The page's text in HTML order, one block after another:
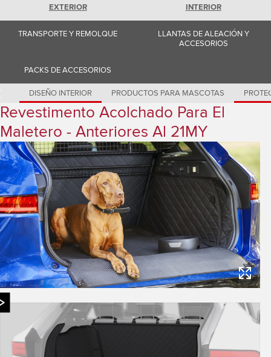
Romania (Romania)
Switzerland (German)
USA (English)
EXTERIOR INTERIOR
TRANSPORTE Y REMOLQUE
LLANTAS DE ALEACIÓN Y
ACCESORIOS
PACKS DE ACCESORIOS
DISEÑO INTERIOR PRODUCTOS PARA MASCOTAS
Revestimento Acolchado Para El
Maletero - Anteriores Al 21MY